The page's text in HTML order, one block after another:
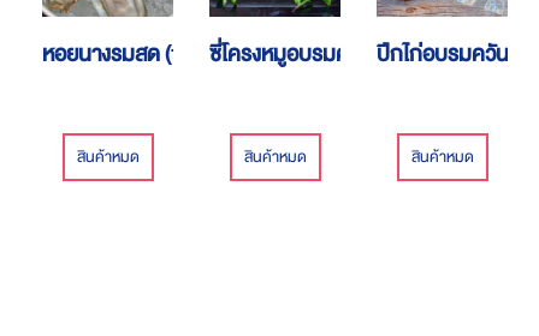
หอยนางรมสด (10 ตัว)
สินค้าหมด
ซี่โครงหมูอบรมควัน
สินค้าหมด
ปีกไก่อบรมควัน
สินค้าหมด